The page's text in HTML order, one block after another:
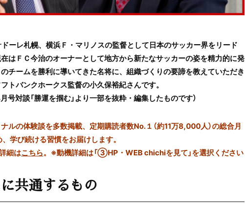
ーレ札幌、横浜Ｆ・マリノスの監督として日本のサッカー界をリード
はＦＣ今治のオーナーとして地方から新たなサッカーの姿を精力的に発
チームを勝利に導いてきた名将に、組織づくりの要諦を教えていただき
トバンクホークス監督の小久保裕紀さんです。
号対談「勝運を掴む」より一部を抜粋・編集したものです）
ルの体験談を多数掲載、定期購読者数No.１（約11万8,000人）の総合月
学び続ける習慣をお届けします。
細はこちら。 ※動機詳細は「③HP・WEB chichiを見て」を選択ください
共通するもの